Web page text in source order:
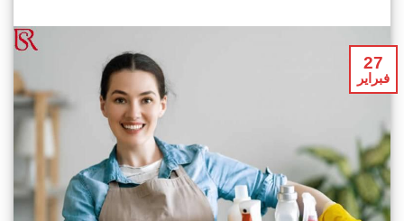
27
فبراير